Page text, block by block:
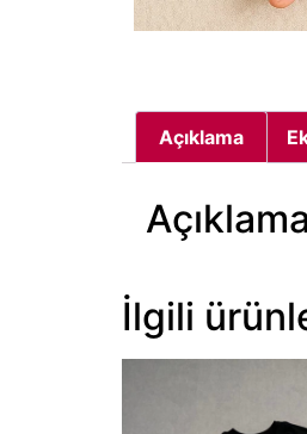
Açıklama
Açıklama
İlgili